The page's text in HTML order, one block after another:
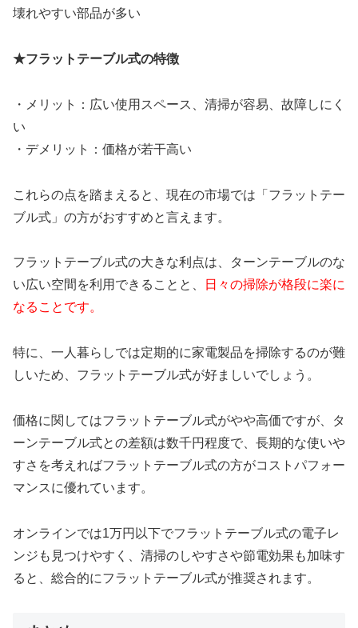
壊れやすい部品が多い
★フラットテーブル式の特徴
・メリット：広い使用スペース、清掃が容易、故障しにく
い
・デメリット：価格が若干高い
これらの点を踏まえると、現在の市場では「フラットテー
ブル式」の方がおすすめと言えます。
フラットテーブル式の大きな利点は、ターンテーブルのな
い広い空間を利用できることと、
日々の掃除が格段に楽に
なることです。
特に、一人暮らしでは定期的に家電製品を掃除するのが難
しいため、フラットテーブル式が好ましいでしょう。
価格に関してはフラットテーブル式がやや高価ですが、タ
ーンテーブル式との差額は数千円程度で、長期的な使いや
すさを考えればフラットテーブル式の方がコストパフォー
マンスに優れています。
オンラインでは1万円以下でフラットテーブル式の電子レ
ンジも見つけやすく、清掃のしやすさや節電効果も加味す
ると、総合的にフラットテーブル式が推奨されます。